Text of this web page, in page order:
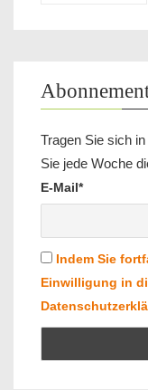
Tragen Sie sich
Sie jede Woche
E-Mail*
Indem Sie
Einwilligung in